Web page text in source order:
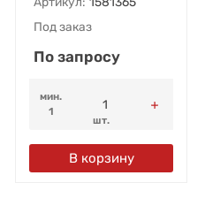
Под заказ
По запросу
мин.
1
шт.
В корзину